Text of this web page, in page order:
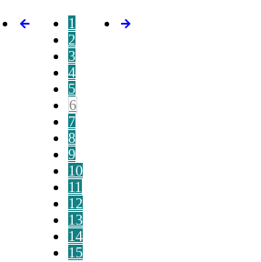
1
2
3
4
5
6
7
8
9
10
11
12
13
14
15